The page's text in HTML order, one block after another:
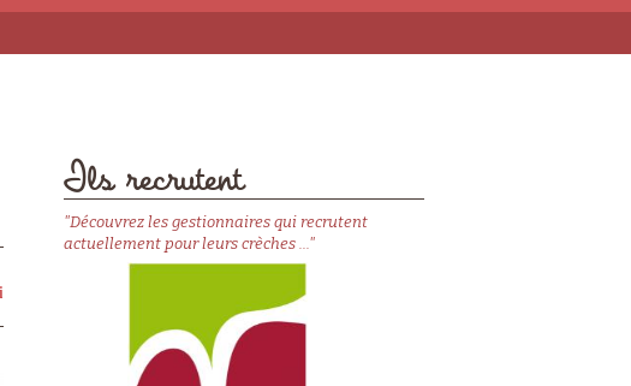
Ils recrutent
"Découvrez les gestionnaires qui recrutent
actuellement pour leurs crèches ..."